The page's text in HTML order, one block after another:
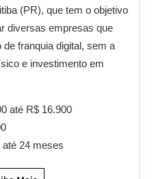
(PR), que tem o objetivo
diversas empresas que
franquia digital, sem a
e investimento em
até R$ 16.900
até 24 meses